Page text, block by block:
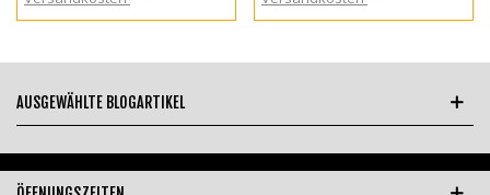
AUSGEWÄHLTE BLOGARTIKEL